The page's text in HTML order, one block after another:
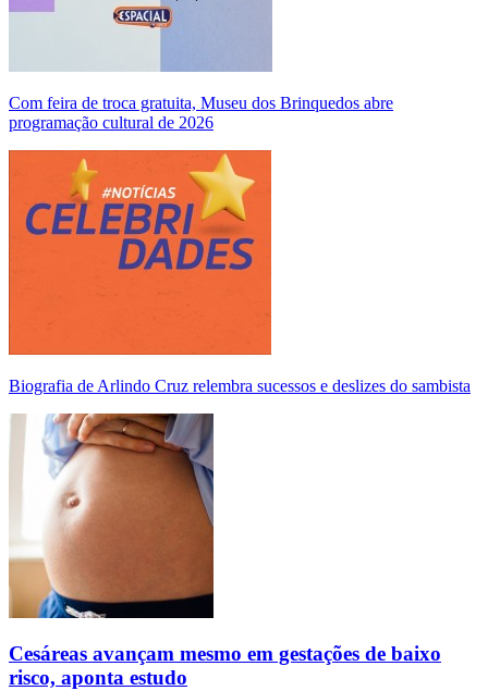
Com feira de troca gratuita, Museu dos Brinquedos abre
programação cultural de 2026
Biografia de Arlindo Cruz relembra sucessos e deslizes do sambista
Cesáreas avançam mesmo em gestações de baixo
risco, aponta estudo